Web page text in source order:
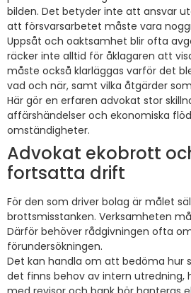
bilden. Det betyder inte att ansvar
att försvarsarbetet måste vara
Uppsåt och oaktsamhet blir ofta
räcker inte alltid för åklagaren att
måste också klarläggas varför det
vad och när, samt vilka åtgärder
Här gör en erfaren advokat stor
affärshändelser och ekonomiska
omständigheter.
Advokat ekobrott
fortsatta drift
För den som driver bolag är målet
brottsmisstanken. Verksamheten
Därför behöver rådgivningen ofta
förundersökningen.
Det kan handla om att bedöma hur
det finns behov av intern utredning,